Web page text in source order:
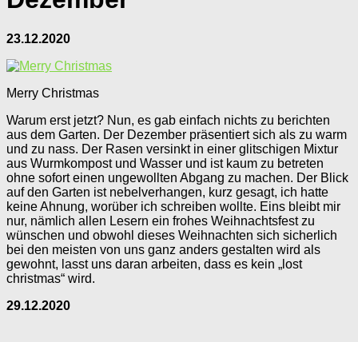
23.12.2020
Merry Christmas
Warum erst jetzt? Nun, es gab einfach nichts zu berichten
aus dem Garten. Der Dezember präsentiert sich als zu warm
und zu nass. Der Rasen versinkt in einer glitschigen Mixtur
aus Wurmkompost und Wasser und ist kaum zu betreten
ohne sofort einen ungewollten Abgang zu machen. Der Blick
auf den Garten ist nebelverhangen, kurz gesagt, ich hatte
keine Ahnung, worüber ich schreiben wollte. Eins bleibt mir
nur, nämlich allen Lesern ein frohes Weihnachtsfest zu
wünschen und obwohl dieses Weihnachten sich sicherlich
bei den meisten von uns ganz anders gestalten wird als
gewohnt, lasst uns daran arbeiten, dass es kein „lost
christmas“ wird.
29.12.2020